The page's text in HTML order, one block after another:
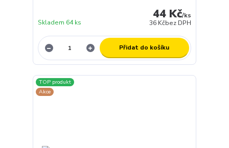
44 Kč/ks
36 Kčbez DPH
Skladem 64 ks
Přidat do košíku
TOP produkt
Akce